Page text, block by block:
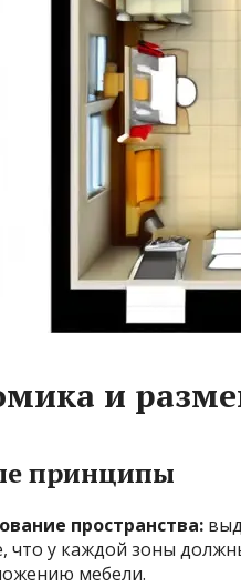
и
принципы
пространства:
что у каждой зоны
мебели.